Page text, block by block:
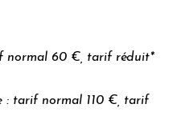
normal 60 €, tarif réduit*
: tarif normal 110 €, tarif